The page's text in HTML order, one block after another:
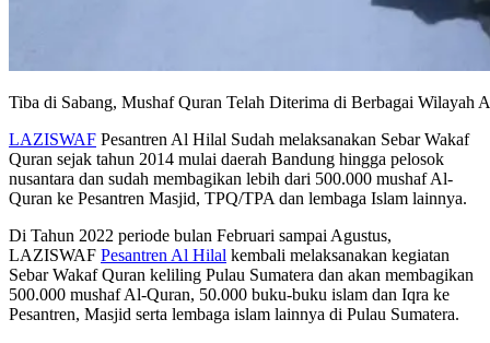
Tiba di Sabang, Mushaf Quran Telah Diterima di Berbagai Wilayah
LAZISWAF Pesantren Al Hilal Sudah melaksanakan Sebar Wakaf
Quran sejak tahun 2014 mulai daerah Bandung hingga pelosok
nusantara dan sudah membagikan lebih dari 500.000 mushaf Al-
Quran ke Pesantren Masjid, TPQ/TPA dan lembaga Islam lainnya.
Di Tahun 2022 periode bulan Februari sampai Agustus,
LAZISWAF Pesantren Al Hilal kembali melaksanakan kegiatan
Sebar Wakaf Quran keliling Pulau Sumatera dan akan membagikan
500.000 mushaf Al-Quran, 50.000 buku-buku islam dan Iqra ke
Pesantren, Masjid serta lembaga islam lainnya di Pulau Sumatera.